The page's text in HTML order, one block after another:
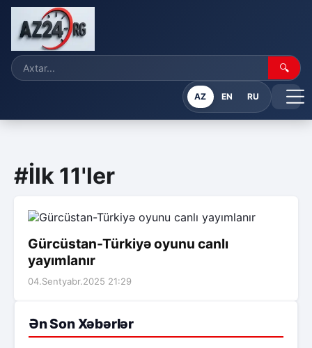
🔍
AZ EN RU
#İlk 11'ler
Gürcüstan-Türkiyə oyunu canlı
yayımlanır
04.Sentyabr.2025 21:29
Ən Son Xəbərlər